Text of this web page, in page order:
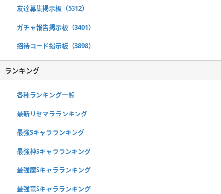
友達募集掲示板（5312）
ガチャ報告掲示板（3401）
招待コード掲示板（3898）
ランキング
各種ランキング一覧
最新リセマラランキング
最強Sキャラランキング
最強神Sキャラランキング
最強魔Sキャラランキング
最強竜Sキャラランキング